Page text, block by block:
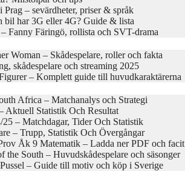
Prag – sevärdheter, priser & språk
bil har 3G eller 4G? Guide & lista
Fanny Färingö, rollista och SVT-drama
Woman – Skådespelare, roller och fakta
skådespelare och streaming 2025
– Komplett guide till huvudkaraktärerna
Africa – Matchanalys och Strategi
Aktuell Statistik Och Resultat
25 – Matchdagar, Tider Och Statistik
– Trupp, Statistik Och Övergångar
Åk 9 Matematik – Ladda ner PDF och facit
the South – Huvudskådespelare och säsonger
– Guide till motiv och köp i Sverige